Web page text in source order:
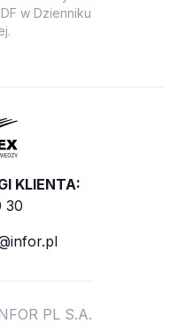
w Dzienniku
KLIENTA:
30
PL S.A.